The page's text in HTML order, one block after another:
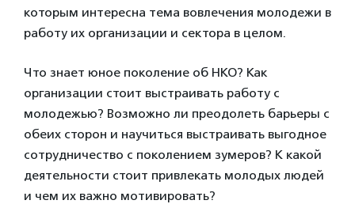
которым интересна тема вовлечения молодежи в
работу их организации и сектора в целом.
Что знает юное поколение об НКО? Как
организации стоит выстраивать работу с
молодежью? Возможно ли преодолеть барьеры с
обеих сторон и научиться выстраивать выгодное
сотрудничество с поколением зумеров? К какой
деятельности стоит привлекать молодых людей
и чем их важно мотивировать?